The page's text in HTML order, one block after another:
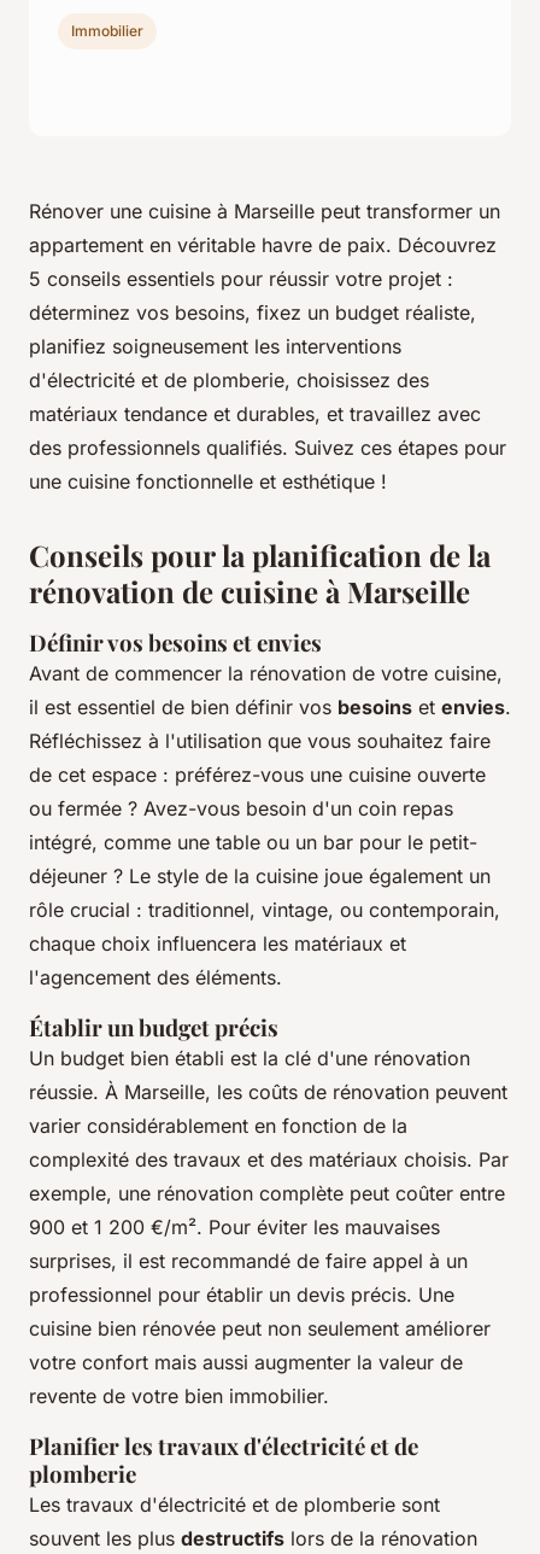
Rénover une cuisine à Marseille peut transformer un
appartement en véritable havre de paix. Découvrez
5 conseils essentiels pour réussir votre projet :
déterminez vos besoins, fixez un budget réaliste,
planifiez soigneusement les interventions
d'électricité et de plomberie, choisissez des
matériaux tendance et durables, et travaillez avec
des professionnels qualifiés. Suivez ces étapes pour
une cuisine fonctionnelle et esthétique !
Conseils pour la planification de la
rénovation de cuisine à Marseille
Définir vos besoins et envies
Avant de commencer la rénovation de votre cuisine,
il est essentiel de bien définir vos besoins et envies.
Réfléchissez à l'utilisation que vous souhaitez faire
de cet espace : préférez-vous une cuisine ouverte
ou fermée ? Avez-vous besoin d'un coin repas
intégré, comme une table ou un bar pour le petit-
déjeuner ? Le style de la cuisine joue également un
rôle crucial : traditionnel, vintage, ou contemporain,
chaque choix influencera les matériaux et
l'agencement des éléments.
Établir un budget précis
Un budget bien établi est la clé d'une rénovation
réussie. À Marseille, les coûts de rénovation peuvent
varier considérablement en fonction de la
complexité des travaux et des matériaux choisis. Par
exemple, une rénovation complète peut coûter entre
900 et 1 200 €/m². Pour éviter les mauvaises
surprises, il est recommandé de faire appel à un
professionnel pour établir un devis précis. Une
cuisine bien rénovée peut non seulement améliorer
votre confort mais aussi augmenter la valeur de
revente de votre bien immobilier.
Planifier les travaux d'électricité et de
plomberie
Les travaux d'électricité et de plomberie sont
souvent les plus destructifs lors de la rénovation
Immobilier